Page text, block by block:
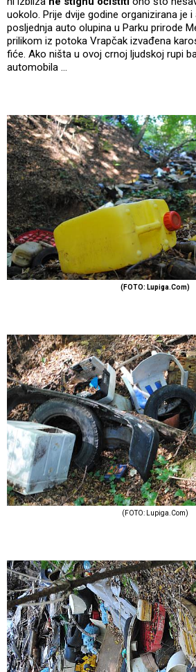
uokolo. Prije dvije godine organizirana je i
posljednja auto olupina u Parku prirode
prilikom iz potoka Vrapčak izvađena
fiće. Ako ništa u ovoj crnoj ljudskoj rupi
automobila …
(FOTO: Lupiga.Com)
(FOTO: Lupiga.Com)